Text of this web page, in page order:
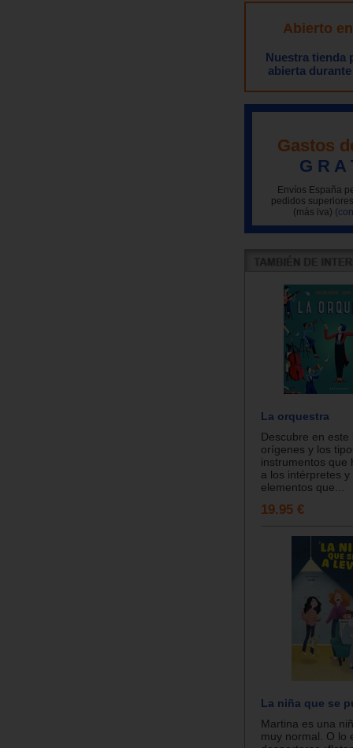
Abierto
Nuestra tienda
abierta
Gastos
G R A
Envíos España
pedidos
(más iva)
La orquestra
Descubre en este
orígenes y los
instrumentos que
a los intérpretes
elementos que...
19.95 €
La niña que se
Martina es una
muy normal. O lo